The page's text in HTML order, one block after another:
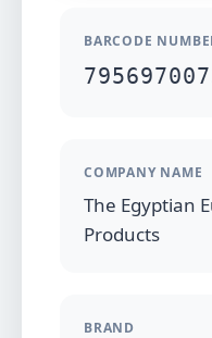
BARCODE
COMPANY NAME
The Egyptian
Products
BRAND